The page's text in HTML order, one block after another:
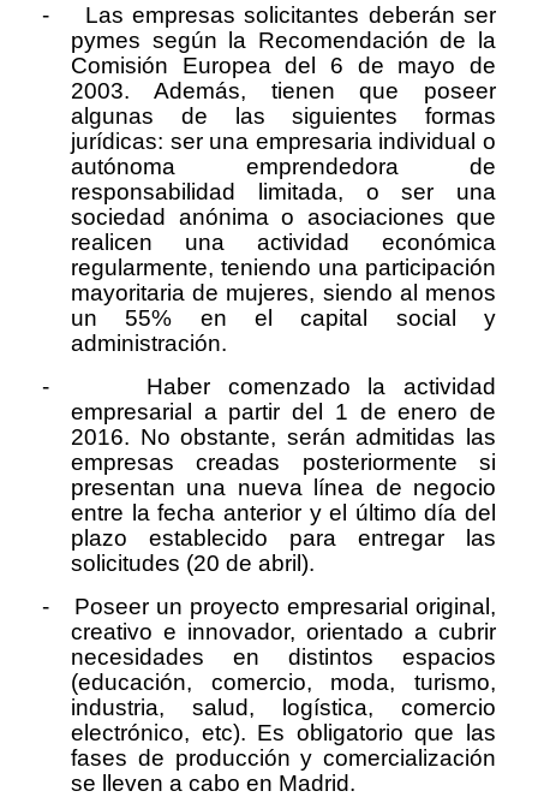
-
Las empresas solicitantes deberán ser
pymes según la Recomendación de la
Comisión Europea del 6 de mayo de
2003. Además, tienen que poseer
algunas de las siguientes formas
jurídicas: ser una empresaria individual o
autónoma emprendedora de
responsabilidad limitada, o ser una
sociedad anónima o asociaciones que
realicen una actividad económica
regularmente, teniendo una participación
mayoritaria de mujeres, siendo al menos
un 55% en el capital social y
administración.
-
Haber comenzado la actividad
empresarial a partir del 1 de enero de
2016. No obstante, serán admitidas las
empresas creadas posteriormente si
presentan una nueva línea de negocio
entre la fecha anterior y el último día del
plazo establecido para entregar las
solicitudes (20 de abril).
-
Poseer un proyecto empresarial original,
creativo e innovador, orientado a cubrir
necesidades en distintos espacios
(educación, comercio, moda, turismo,
industria, salud, logística, comercio
electrónico, etc). Es obligatorio que las
fases de producción y comercialización
se lleven a cabo en Madrid.